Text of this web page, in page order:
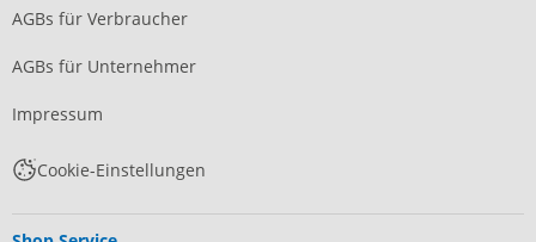
AGBs für Verbraucher
AGBs für Unternehmer
Impressum
Cookie-Einstellungen